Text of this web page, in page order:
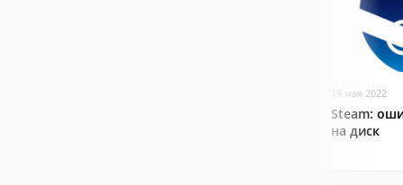
19 мая 2022
Steam:
на диск